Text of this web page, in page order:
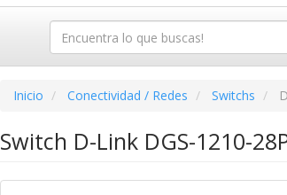
Inicio Conectividad / Redes Switchs
Switch D-Link DGS-1210-